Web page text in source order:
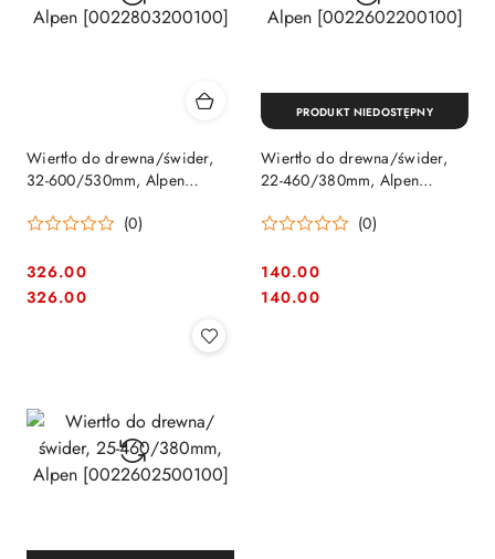
Wiertło do drewna/świder,
32-600/530mm, Alpen
(0)
Cena:
326.00
Cena:
326.00
Wiertło do drewna/świder,
22-460/380mm, Alpen
(0)
Cena:
140.00
Cena:
140.00
PRODUKT NIEDOSTĘPNY